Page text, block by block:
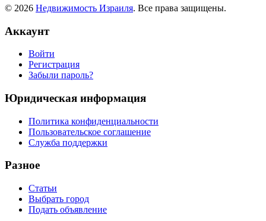
© 2026 Недвижимость Израиля. Все права защищены.
Аккаунт
Войти
Регистрация
Забыли пароль?
Юридическая информация
Политика конфиденциальности
Пользовательское соглашение
Служба поддержки
Разное
Статьи
Выбрать город
Подать объявление